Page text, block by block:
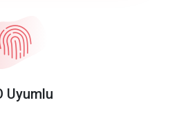
Uyumlu